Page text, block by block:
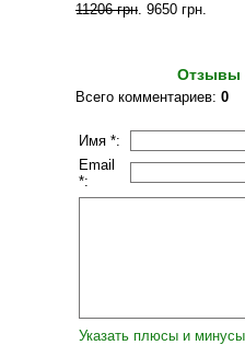
11206 грн. 9650 грн.
Отзывы
Всего комментариев: 0
Имя *:
Email
*:
Указать плюсы и минусы